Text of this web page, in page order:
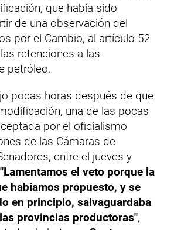
que había sido
de una observación del
por el Cambio, al artículo 52
retenciones a las
petróleo.
pocas horas después de que
una de las pocas
por el oficialismo
de las Cámaras de
entre el jueves y
"Lamentamos el veto porque la
habíamos propuesto, y se
en principio, salvaguardaba
provincias productoras",